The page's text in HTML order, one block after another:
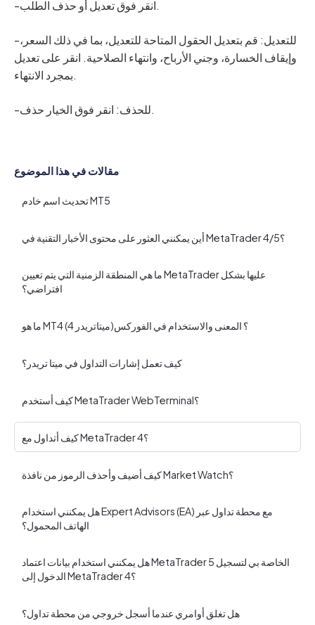
مقالات في هذا الموضوع
تحديث اسم خادم MT5
أين يمكنني العثور على محتوى الأخبار التقنية في MetaTrader 4/5؟
ما هي المنطقة الزمنية التي يتم تعيين MetaTrader عليها بشكل
افتراضي؟
ما هو MT4 (ميتاتريدر 4)؟ المعنى والاستخدام في الفوركس
كيف تعمل إشارات التداول في ميتا تريدر؟
كيف أستخدم MetaTrader WebTerminal؟
كيف أتداول مع MetaTrader 4؟
كيف أضيف وأحذف الرموز من نافذة Market Watch؟
هل يمكنني استخدام Expert Advisors (EA) مع محطة تداول عبر
الهاتف المحمول؟
هل يمكنني استخدام بيانات اعتماد MetaTrader 5 الخاصة بي لتسجيل
الدخول إلى MetaTrader 4؟
هل تغلق أوامري عندما أسجل خروجي من محطة تداول؟
-انقر فوق تعديل أو حذف الطلب.
-للتعديل: قم بتعديل الحقول المتاحة للتعديل، بما في ذلك السعر،
وإيقاف الخسارة، وجني الأرباح، وانتهاء الصلاحية. انقر على تعديل
بمجرد الانتهاء.
-للحذف: انقر فوق الخيار حذف.